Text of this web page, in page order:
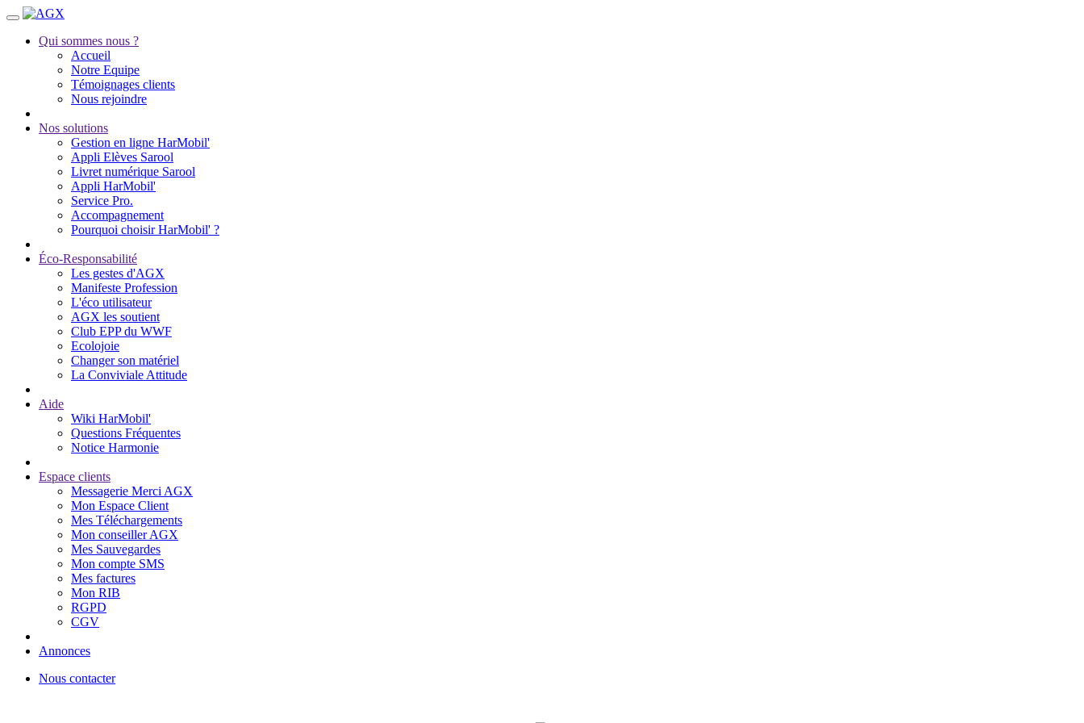
Qui sommes nous ?
Accueil
Notre Equipe
Témoignages clients
Nous rejoindre
Nos solutions
Gestion en ligne HarMobil'
Appli Elèves Sarool
Livret numérique Sarool
Appli HarMobil'
Service Pro.
Accompagnement
Pourquoi choisir HarMobil' ?
Éco-Responsabilité
Les gestes d'AGX
Manifeste Profession
L'éco utilisateur
AGX les soutient
Club EPP du WWF
Ecolojoie
Changer son matériel
La Conviviale Attitude
Aide
Wiki HarMobil'
Questions Fréquentes
Notice Harmonie
Espace clients
Messagerie Merci AGX
Mon Espace Client
Mes Téléchargements
Mon conseiller AGX
Mes Sauvegardes
Mon compte SMS
Mes factures
Mon RIB
RGPD
CGV
Annonces
Nous contacter